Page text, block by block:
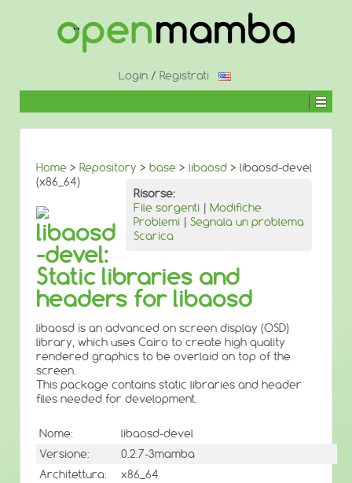
CONTENUTO
Login / Registrati
Home > Repository > base > libaosd > libaosd-devel
(x86_64)
Risorse:
File sorgenti | Modifiche
Problemi | Segnala un problema
Scarica
libaosd
-devel:
Static libraries and
headers for libaosd
libaosd is an advanced on screen display (OSD)
library, which uses Cairo to create high quality
rendered graphics to be overlaid on top of the
screen.
This package contains static libraries and header
files needed for development.
Nome:
libaosd-devel
Versione:
0.2.7-3mamba
Architettura:
x86_64